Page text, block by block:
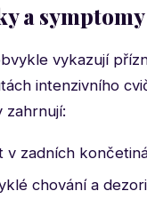
a symptomy
vykazují
intenzivního
zahrnují:
v zadních
chování a